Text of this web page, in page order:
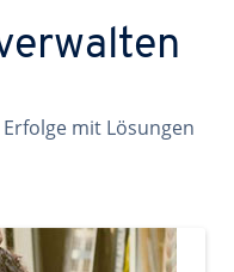
mit Lösungen